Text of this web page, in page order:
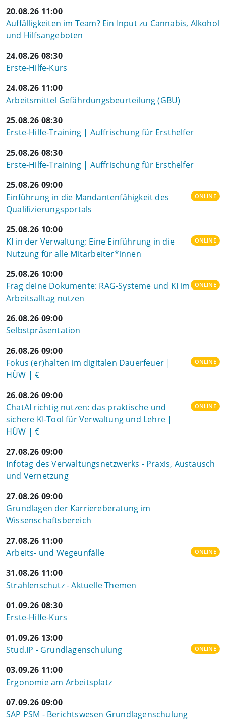
20.08.26 11:00
Auffälligkeiten im Team? Ein Input zu Cannabis, Alkohol
und Hilfsangeboten
24.08.26 08:30
Erste-Hilfe-Kurs
24.08.26 11:00
Arbeitsmittel Gefährdungsbeurteilung (GBU)
25.08.26 08:30
Erste-Hilfe-Training | Auffrischung für Ersthelfer
25.08.26 08:30
Erste-Hilfe-Training | Auffrischung für Ersthelfer
25.08.26 09:00
Einführung in die Mandantenfähigkeit des
Qualifizierungsportals
ONLINE
25.08.26 10:00
KI in der Verwaltung: Eine Einführung in die
Nutzung für alle Mitarbeiter*innen
ONLINE
25.08.26 10:00
Frag deine Dokumente: RAG-Systeme und KI im
Arbeitsalltag nutzen
ONLINE
26.08.26 09:00
Selbstpräsentation
26.08.26 09:00
Fokus (er)halten im digitalen Dauerfeuer |
HÜW | €
ONLINE
26.08.26 09:00
ChatAI richtig nutzen: das praktische und
sichere KI-Tool für Verwaltung und Lehre |
HÜW | €
ONLINE
27.08.26 09:00
Infotag des Verwaltungsnetzwerks - Praxis, Austausch
und Vernetzung
27.08.26 09:00
Grundlagen der Karriereberatung im
Wissenschaftsbereich
27.08.26 11:00
Arbeits- und Wegeunfälle
ONLINE
31.08.26 11:00
Strahlenschutz - Aktuelle Themen
01.09.26 08:30
Erste-Hilfe-Kurs
01.09.26 13:00
Stud.IP - Grundlagenschulung
ONLINE
03.09.26 11:00
Ergonomie am Arbeitsplatz
07.09.26 09:00
SAP PSM - Berichtswesen Grundlagenschulung